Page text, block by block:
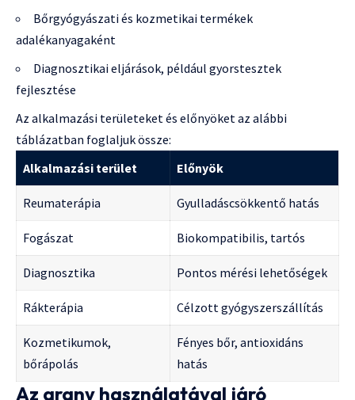
Bőrgyógyászati és kozmetikai termékek
adalékanyagaként
Diagnosztikai eljárások, például gyorstesztek
fejlesztése
Az alkalmazási területeket és előnyöket az alábbi
táblázatban foglaljuk össze:
Alkalmazási terület
Előnyök
Reumaterápia Gyulladáscsökkentő hatás
Fogászat Biokompatibilis, tartós
Diagnosztika Pontos mérési lehetőségek
Rákterápia Célzott gyógyszerszállítás
Kozmetikumok,
bőrápolás
Fényes bőr, antioxidáns
hatás
Az arany használatával járó